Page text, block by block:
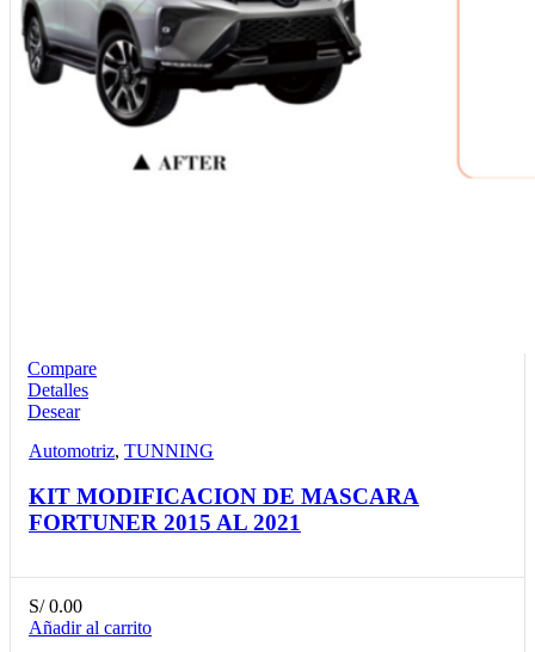
Compare
Detalles
Desear
Automotriz, TUNNING
KIT MODIFICACION DE MASCARA
FORTUNER 2015 AL 2021
S/0.00
Añadir al carrito